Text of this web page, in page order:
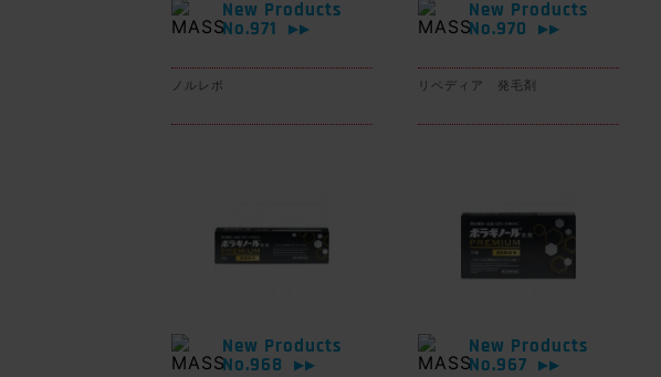
New Products
No.971
▶▶
ノルレボ
New Products
No.970
▶▶
リペディア 発毛剤
New Products
No.968
▶▶
New Products
No.967
▶▶